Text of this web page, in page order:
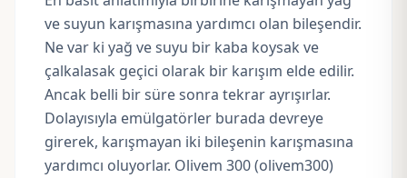
ve suyun karışmasına yardımcı olan bileşendir.
Ne var ki yağ ve suyu bir kaba koysak ve
çalkalasak geçici olarak bir karışım elde edilir.
Ancak belli bir süre sonra tekrar ayrışırlar.
Dolayısıyla emülgatörler burada devreye
girerek, karışmayan iki bileşenin karışmasına
yardımcı oluyorlar. Olivem 300 (olivem300)